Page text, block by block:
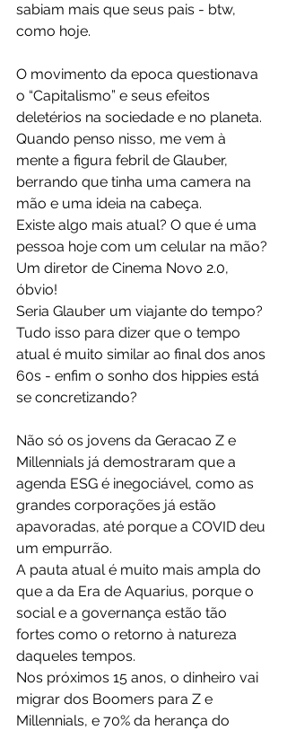
sabiam mais que seus pais - btw,
como hoje.
O movimento da epoca questionava
o “Capitalismo” e seus efeitos
deletérios na sociedade e no planeta.
Quando penso nisso, me vem à
mente a figura febril de Glauber,
berrando que tinha uma camera na
mão e uma ideia na cabeça.
Existe algo mais atual? O que é uma
pessoa hoje com um celular na mão?
Um diretor de Cinema Novo 2.0,
óbvio!
Seria Glauber um viajante do tempo?
Tudo isso para dizer que o tempo
atual é muito similar ao final dos anos
60s - enfim o sonho dos hippies está
se concretizando?
Não só os jovens da Geracao Z e
Millennials já demostraram que a
agenda ESG é inegociável, como as
grandes corporações já estão
apavoradas, até porque a COVID deu
um empurrão.
A pauta atual é muito mais ampla do
que a da Era de Aquarius, porque o
social e a governança estão tão
fortes como o retorno à natureza
daqueles tempos.
Nos próximos 15 anos, o dinheiro vai
migrar dos Boomers para Z e
Millennials, e 70% da herança do